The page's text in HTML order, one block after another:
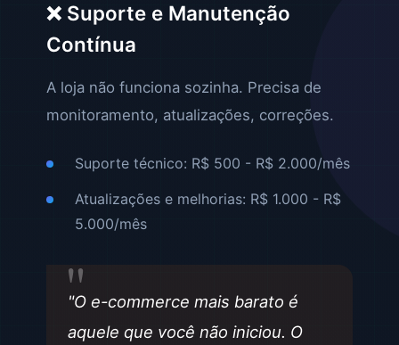
❌ Suporte e Manutenção
Contínua
A loja não funciona sozinha. Precisa de
monitoramento, atualizações, correções.
Suporte técnico: R$ 500 - R$ 2.000/mês
Atualizações e melhorias: R$ 1.000 - R$
5.000/mês
"O e-commerce mais barato é
aquele que você não iniciou. O